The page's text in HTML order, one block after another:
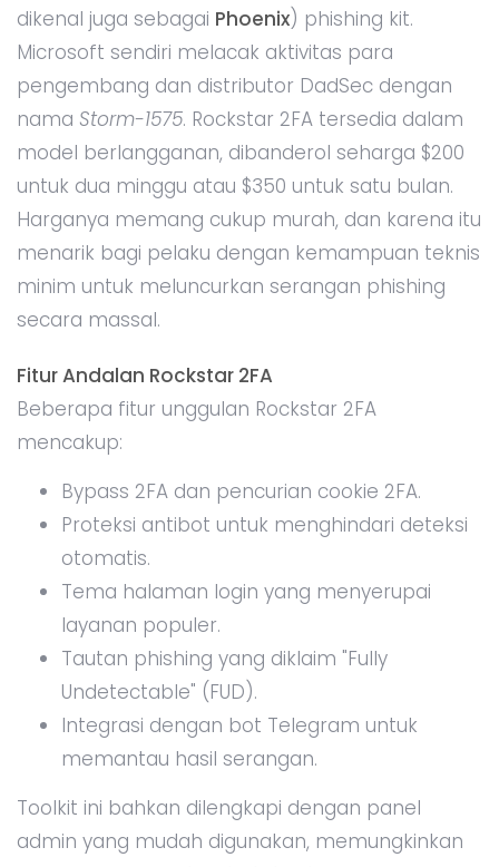
dikenal juga sebagai Phoenix) phishing kit.
Microsoft sendiri melacak aktivitas para
pengembang dan distributor DadSec dengan
nama Storm-1575. Rockstar 2FA tersedia dalam
model berlangganan, dibanderol seharga $200
untuk dua minggu atau $350 untuk satu bulan.
Harganya memang cukup murah, dan karena itu
menarik bagi pelaku dengan kemampuan teknis
minim untuk meluncurkan serangan phishing
secara massal.
Fitur Andalan Rockstar 2FA
Beberapa fitur unggulan Rockstar 2FA
mencakup:
Bypass 2FA dan pencurian cookie 2FA.
Proteksi antibot untuk menghindari deteksi
otomatis.
Tema halaman login yang menyerupai
layanan populer.
Tautan phishing yang diklaim "Fully
Undetectable" (FUD).
Integrasi dengan bot Telegram untuk
memantau hasil serangan.
Toolkit ini bahkan dilengkapi dengan panel
admin yang mudah digunakan, memungkinkan